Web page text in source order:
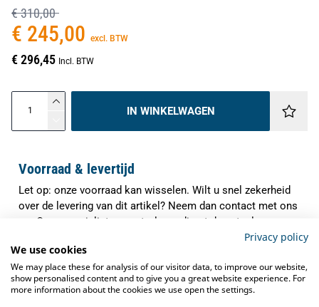
€ 310,00
€ 245,00 excl. BTW
€ 296,45 Incl. BTW
IN WINKELWAGEN
Voorraad & levertijd
Let op: onze voorraad kan wisselen. Wilt u snel zekerheid
over de levering van dit artikel? Neem dan contact met ons
op. Onze specialisten controleren direct de actuele
voorraad en verwachte levertijd, zodat u precies weet waar
u aan toe bent.
✓ Indien op voorraad binnen1-3 werkdagen
verzonden
Privacy policy
We use cookies
We may place these for analysis of our visitor data, to improve our website,
show personalised content and to give you a great website experience. For
more information about the cookies we use open the settings.